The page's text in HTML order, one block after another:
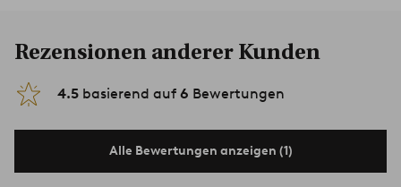
Rezensionen anderer Kunden
4.5 basierend auf 6 Bewertungen
Alle Bewertungen anzeigen (1)